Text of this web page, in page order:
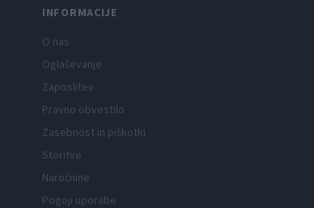
INFORMACIJE
O nas
Oglaševanje
Zaposlitev
Pravno obvestilo
Zasebnost in piškotki
Storitve
Naročnine
Pogoji uporabe